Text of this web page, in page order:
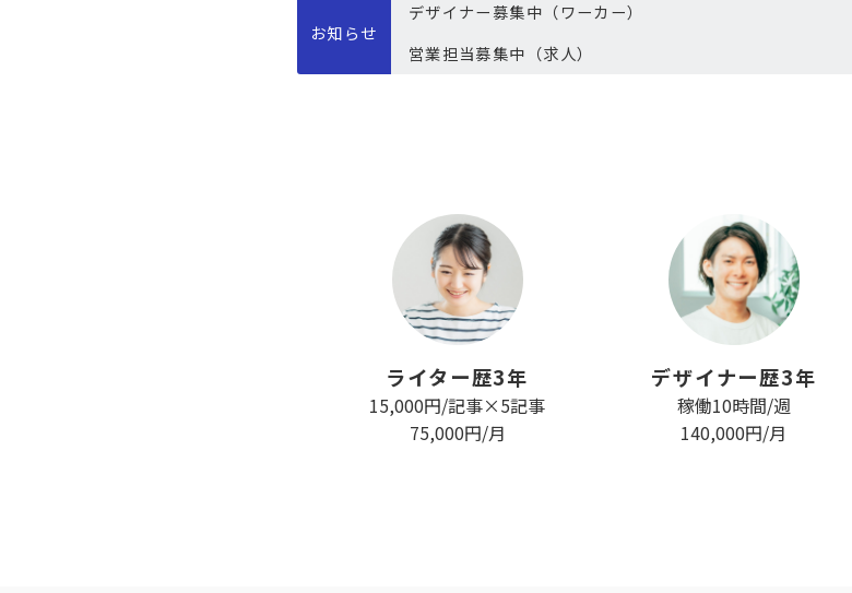
お知らせ
デザイナー募集中（ワーカー）
営業担当募集中（求人）
ライター歴3年
15,000円/記事×5記事
75,000円/月
デザイナー歴3年
稼働10時間/週
140,000円/月